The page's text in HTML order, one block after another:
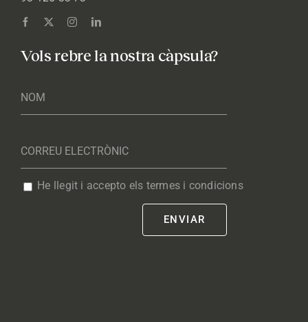
Vols rebre la nostra càpsula?
He llegit i accepto els termes i condicions